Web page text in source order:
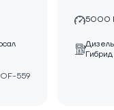
559
5000
Гибрид